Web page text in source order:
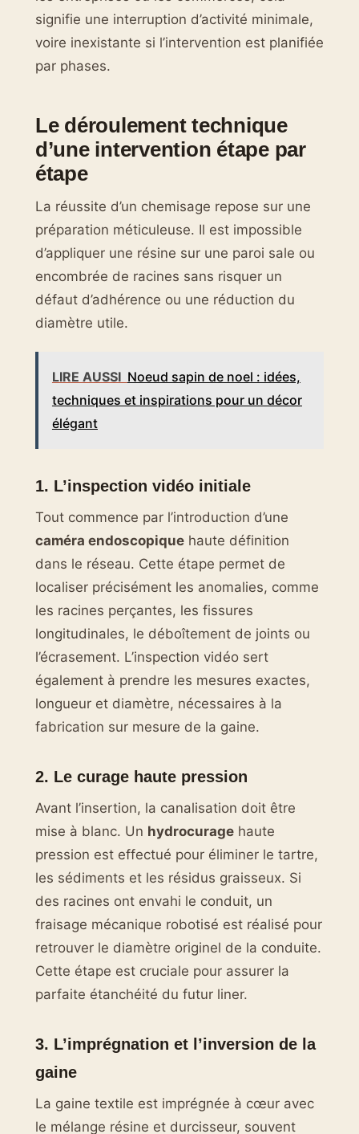
signifie une interruption d’activité minimale,
voire inexistante si l’intervention est planifiée
par phases.
Le déroulement technique
d’une intervention étape par
étape
La réussite d’un chemisage repose sur une
préparation méticuleuse. Il est impossible
d’appliquer une résine sur une paroi sale ou
encombrée de racines sans risquer un
défaut d’adhérence ou une réduction du
diamètre utile.
LIRE AUSSI Noeud sapin de noel : idées,
techniques et inspirations pour un décor
élégant
1. L’inspection vidéo initiale
Tout commence par l’introduction d’une
caméra endoscopique haute définition
dans le réseau. Cette étape permet de
localiser précisément les anomalies, comme
les racines perçantes, les fissures
longitudinales, le déboîtement de joints ou
l’écrasement. L’inspection vidéo sert
également à prendre les mesures exactes,
longueur et diamètre, nécessaires à la
fabrication sur mesure de la gaine.
2. Le curage haute pression
Avant l’insertion, la canalisation doit être
mise à blanc. Un hydrocurage haute
pression est effectué pour éliminer le tartre,
les sédiments et les résidus graisseux. Si
des racines ont envahi le conduit, un
fraisage mécanique robotisé est réalisé pour
retrouver le diamètre originel de la conduite.
Cette étape est cruciale pour assurer la
parfaite étanchéité du futur liner.
3. L’imprégnation et l’inversion de la
gaine
La gaine textile est imprégnée à cœur avec
le mélange résine et durcisseur, souvent